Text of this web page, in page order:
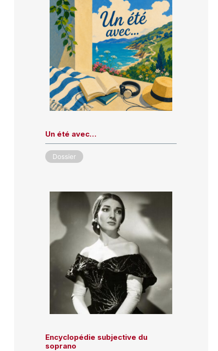
Un été avec…
Dossier
Encyclopédie subjective du
soprano